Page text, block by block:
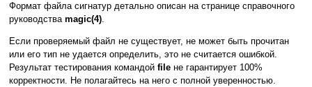
Формат файла сигнатур детально описан на странице справочного
руководства magic(4).
Если проверяемый файл не существует, не может быть прочитан
или его тип не удается определить, это не считается ошибкой.
Результат тестирования командой file не гарантирует 100%
корректности. Не полагайтесь на него с полной уверенностью.